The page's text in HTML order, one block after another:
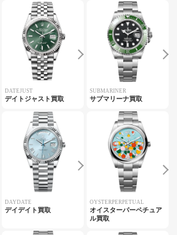
DATEJUST
デイトジャスト買取
SUBMARINER
サブマリーナ買取
DAYDATE
デイデイト買取
OYSTERPERPETUAL
オイスターパーペチュア
ル買取